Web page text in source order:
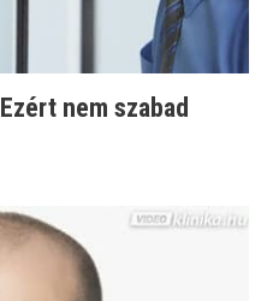
nem szabad